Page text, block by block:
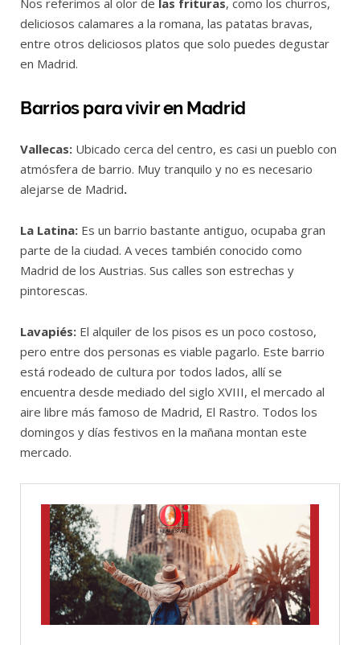
deliciosos calamares a la romana, las patatas bravas,
entre otros deliciosos platos que solo puedes degustar
en Madrid.
Barrios para vivir en Madrid
Vallecas: Ubicado cerca del centro, es casi un pueblo con
atmósfera de barrio. Muy tranquilo y no es necesario
alejarse de Madrid.
La Latina: Es un barrio bastante antiguo, ocupaba gran
parte de la ciudad. A veces también conocido como
Madrid de los Austrias. Sus calles son estrechas y
pintorescas.
Lavapiés: El alquiler de los pisos es un poco costoso,
pero entre dos personas es viable pagarlo. Este barrio
está rodeado de cultura por todos lados, allí se
encuentra desde mediado del siglo XVIII, el mercado al
aire libre más famoso de Madrid, El Rastro. Todos los
domingos y días festivos en la mañana montan este
mercado.